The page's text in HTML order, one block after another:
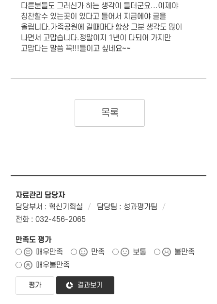
다른분들도 그러신가 하는 생각이 들더군요...이제야
칭찬할수 있는곳이 있다고 들어서 지금에야 글을
올립니다.가족공원에 갈때마다 항상 그분 생각도 많이
나면서 고맙습니다.정말이지 1년이 다되어 가지만
고맙다는 말씀 꼭!!!들이고 싶네요~~
목록
자료관리 담당자
담당부서 : 혁신기획실
담당팀 : 성과평가팀
전화 : 032-456-2065
만족도 평가
매우만족
만족 보통
불만족
매우불만족
결과보기